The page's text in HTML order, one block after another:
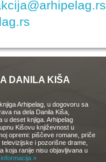
DANILA KIŠA
Arhipelag, u dogovoru sa
na dela Danila Kiša,
u deset knjiga. Arhipelag
Kišovu književnost u
opremi: piščeve romane, priče
i pozorišne drame,
koja ranije nisu objavljivana u
»